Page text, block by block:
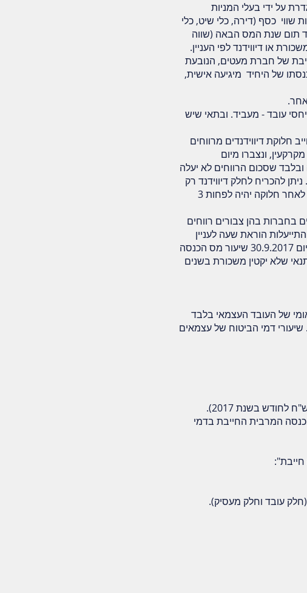
מעל 100 אלף שקל מוגדרת על ידי בעלי המניות
שווי כסף (דירה, כלי שיט, כלי
תום שנת המס הבאה (שווה
או דיווידנד לפי העניין.
החייבת של חברת מעטים, הנובעת
של היחיד מיגיעה אישית,
עובד - מעביד. ובתאי שיש
חלוקת דיווידנדים מרווחים
ונצברו מיום
ובלבד שסכום הרווחים לא יעלה
. ניתן להכריח לחלק דיווידנד רק
אם סך העודפים עולה על 5 מיליון ש"ח, לא יותר מ – 50% מהרווח של אותה שנה, סך עודפים לאחר חלוקה יהיה לפחות 3
בחברות בהן צבורים רווחים
הוראת שעה לעניין
סעיף 125ב(2) ו-ב(3) לפקודה . הוראת השעה קובעת לתקופה קצובה, שמיום 1.1.2017 ועד ליום 30.9.2017 שיעור מס הכנסה
על דיבידנד, שמקורו ברווחים צבורים בידי החברה עד ליום 31.12.2016 . בתנאי שלא יקטין משכורת בשנים
של העובד העצמאי בלבד
שיעורי דמי הביטוח של עצמאים
הממוצע במשק ועד ההכנסה המרבית החייבת בדמי
עובד וחלק מעסיק).